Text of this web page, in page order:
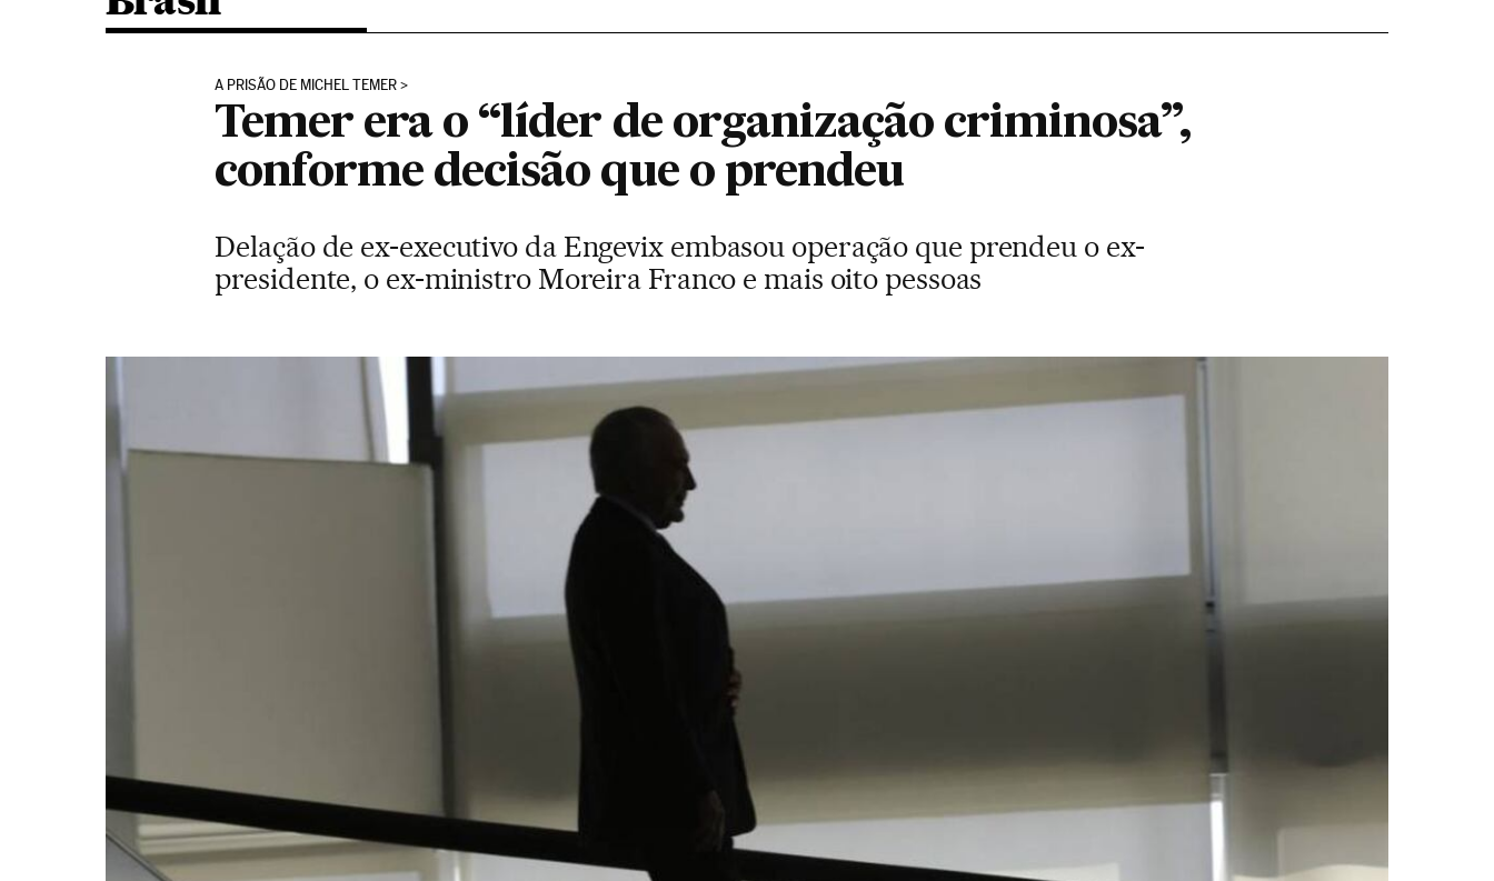
A PRISÃO DE MICHEL TEMER
Temer era o “líder de organização criminosa”,
conforme decisão que o prendeu
Delação de ex-executivo da Engevix embasou operação que prendeu o ex-
presidente, o ex-ministro Moreira Franco e mais oito pessoas